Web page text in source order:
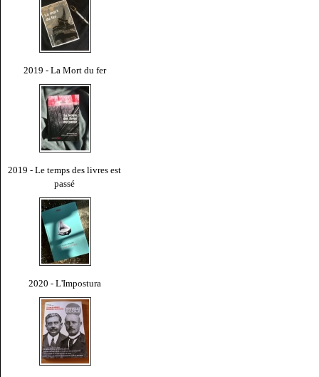
2019 - La Mort du fer
2019 - Le temps des livres est
passé
2020 - L'Impostura